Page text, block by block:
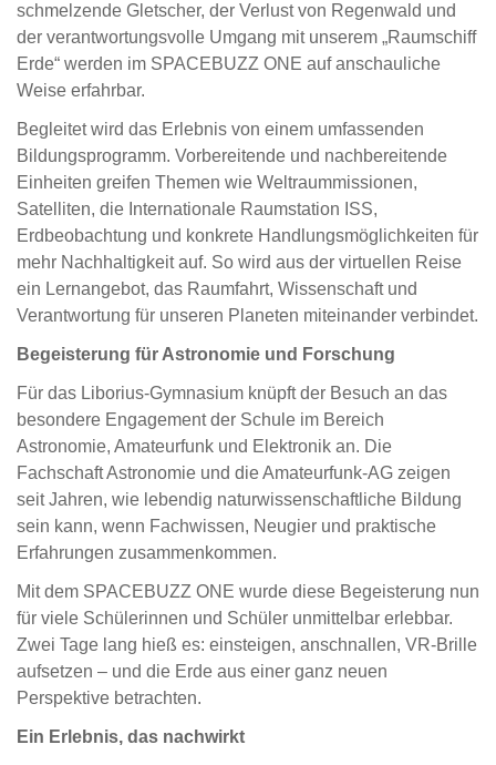
schmelzende Gletscher, der Verlust von Regenwald und
der verantwortungsvolle Umgang mit unserem „Raumschiff
Erde“ werden im SPACEBUZZ ONE auf anschauliche
Weise erfahrbar.
Begleitet wird das Erlebnis von einem umfassenden
Bildungsprogramm. Vorbereitende und nachbereitende
Einheiten greifen Themen wie Weltraummissionen,
Satelliten, die Internationale Raumstation ISS,
Erdbeobachtung und konkrete Handlungsmöglichkeiten für
mehr Nachhaltigkeit auf. So wird aus der virtuellen Reise
ein Lernangebot, das Raumfahrt, Wissenschaft und
Verantwortung für unseren Planeten miteinander verbindet.
Begeisterung für Astronomie und Forschung
Für das Liborius-Gymnasium knüpft der Besuch an das
besondere Engagement der Schule im Bereich
Astronomie, Amateurfunk und Elektronik an. Die
Fachschaft Astronomie und die Amateurfunk-AG zeigen
seit Jahren, wie lebendig naturwissenschaftliche Bildung
sein kann, wenn Fachwissen, Neugier und praktische
Erfahrungen zusammenkommen.
Mit dem SPACEBUZZ ONE wurde diese Begeisterung nun
für viele Schülerinnen und Schüler unmittelbar erlebbar.
Zwei Tage lang hieß es: einsteigen, anschnallen, VR-Brille
aufsetzen – und die Erde aus einer ganz neuen
Perspektive betrachten.
Ein Erlebnis, das nachwirkt